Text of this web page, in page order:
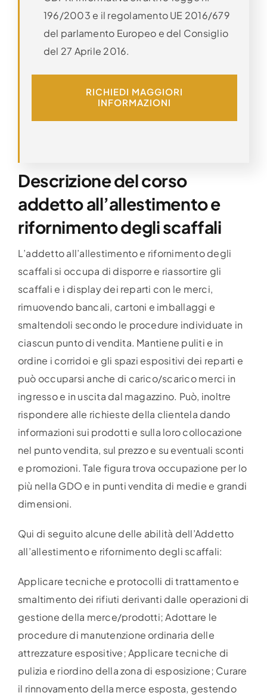
196/2003 e il regolamento UE 2016/679
del parlamento Europeo e del Consiglio
del 27 Aprile 2016.
RICHIEDI MAGGIORI
INFORMAZIONI
Descrizione del corso
addetto all’allestimento e
rifornimento degli scaffali
L’addetto all’allestimento e rifornimento degli
scaffali si occupa di disporre e riassortire gli
scaffali e i display dei reparti con le merci,
rimuovendo bancali, cartoni e imballaggi e
smaltendoli secondo le procedure individuate in
ciascun punto di vendita. Mantiene puliti e in
ordine i corridoi e gli spazi espositivi dei reparti e
può occuparsi anche di carico/scarico merci in
ingresso e in uscita dal magazzino. Può, inoltre
rispondere alle richieste della clientela dando
informazioni sui prodotti e sulla loro collocazione
nel punto vendita, sul prezzo e su eventuali sconti
e promozioni. Tale figura trova occupazione per lo
più nella GDO e in punti vendita di medie e grandi
dimensioni.
Qui di seguito alcune delle abilità dell’Addetto
all’allestimento e rifornimento degli scaffali:
Applicare tecniche e protocolli di trattamento e
smaltimento dei rifiuti derivanti dalle operazioni di
gestione della merce/prodotti; Adottare le
procedure di manutenzione ordinaria delle
attrezzature espositive; Applicare tecniche di
pulizia e riordino della zona di esposizione; Curare
il rinnovamento della merce esposta, gestendo